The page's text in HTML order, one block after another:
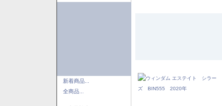
新着商品...
全商品...